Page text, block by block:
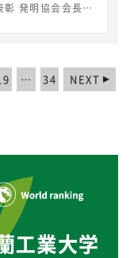
いるものと感じて
発明協会会長賞
、科学技術振興機
代表：吉成 哲教
立総合研究機構
ショベル（意匠
を受賞でき、関係
よる研究開発の成
今後とも様々な連
… 34 NEXT